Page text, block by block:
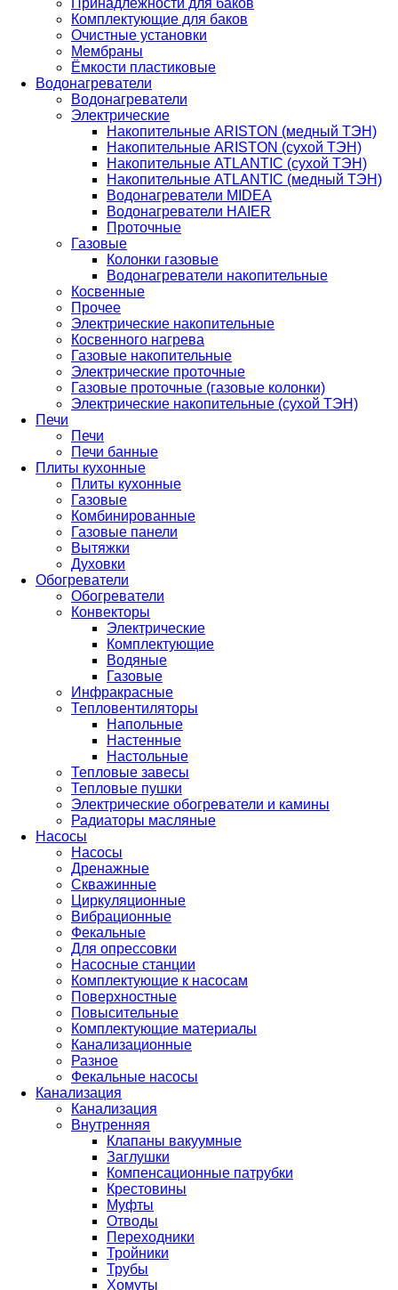
Принадлежности для баков
Комплектующие для баков
Очистные установки
Мембраны
Ёмкости пластиковые
Водонагреватели
Водонагреватели
Электрические
Накопительные ARISTON (медный ТЭН)
Накопительные ARISTON (сухой ТЭН)
Накопительные ATLANTIC (сухой ТЭН)
Накопительные ATLANTIC (медный ТЭН)
Водонагреватели MIDEA
Водонагреватели HAIER
Проточные
Газовые
Колонки газовые
Водонагреватели накопительные
Косвенные
Прочее
Электрические накопительные
Косвенного нагрева
Газовые накопительные
Электрические проточные
Газовые проточные (газовые колонки)
Электрические накопительные (сухой ТЭН)
Печи
Печи
Печи банные
Плиты кухонные
Плиты кухонные
Газовые
Комбинированные
Газовые панели
Вытяжки
Духовки
Обогреватели
Обогреватели
Конвекторы
Электрические
Комплектующие
Водяные
Газовые
Инфракрасные
Тепловентиляторы
Напольные
Настенные
Настольные
Тепловые завесы
Тепловые пушки
Электрические обогреватели и камины
Радиаторы масляные
Насосы
Насосы
Дренажные
Скважинные
Циркуляционные
Вибрационные
Фекальные
Для опрессовки
Насосные станции
Комплектующие к насосам
Поверхностные
Повысительные
Комплектующие материалы
Канализационные
Разное
Фекальные насосы
Канализация
Канализация
Внутренняя
Клапаны вакуумные
Заглушки
Компенсационные патрубки
Крестовины
Муфты
Отводы
Переходники
Тройники
Трубы
Хомуты